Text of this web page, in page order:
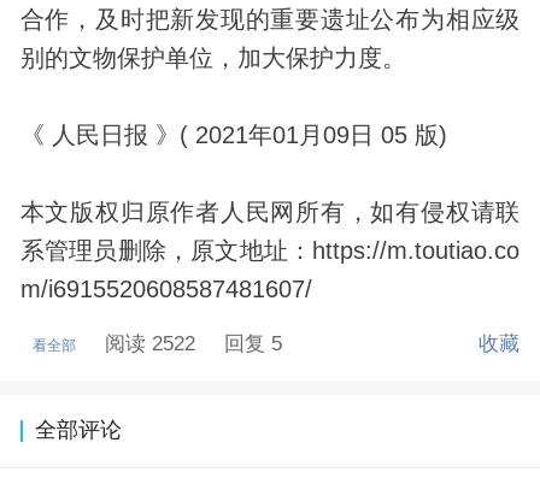
合作，及时把新发现的重要遗址公布为相应级
别的文物保护单位，加大保护力度。
《 人民日报 》( 2021年01月09日 05 版)
本文版权归原作者人民网所有，如有侵权请联
系管理员删除，原文地址：https://m.toutiao.co
m/i6915520608587481607/
看全部 阅读 2522 回复 5 收藏
全部评论